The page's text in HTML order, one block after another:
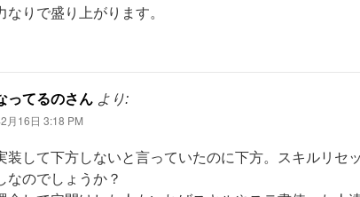
なりで盛り上がります。
ってるのさん より:
月16日 3:18 PM
装して下方しないと言っていたのに下方。スキルリセ
なのでしょうか？